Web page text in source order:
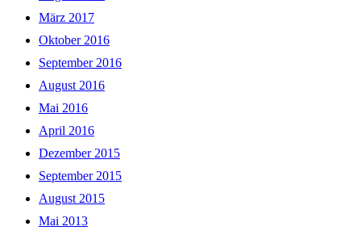
März 2017
Oktober 2016
September 2016
August 2016
Mai 2016
April 2016
Dezember 2015
September 2015
August 2015
Mai 2013